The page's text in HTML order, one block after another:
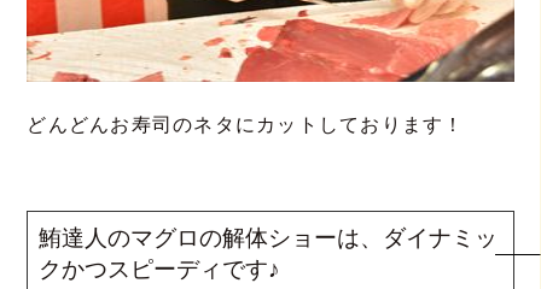
どんどんお寿司のネタにカットしております！
鮪達人のマグロの解体ショーは、ダイナミッ
クかつスピーディです♪